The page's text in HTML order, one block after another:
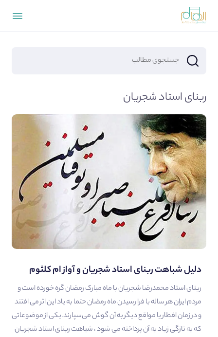
ربنای استاد شجریان
دلیل شباهت ربنای استاد شجریان و آواز ام کلثوم
ربنای استاد محمدرضا شجریان با ماه مبارک رمضان گره خورده است و
مردم ایران هر ساله با فرا رسیدن ماه رمضان حتما به یاد این اثر می افتند
و در زمان افطار یا مواقع دیگر به آن گوش می‌سپارند.یکی از موضوعاتی
که به تازگی زیاد به آن پرداخته می شود ، شباهت ربنای استاد شجریان